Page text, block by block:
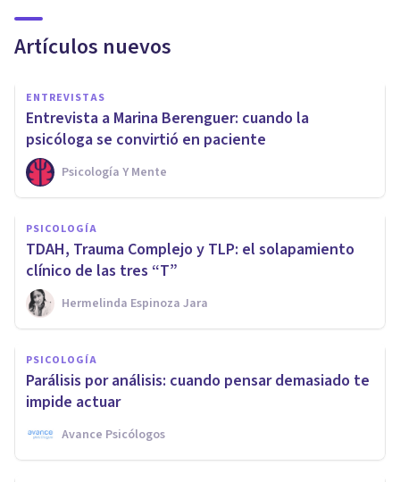
Artículos nuevos
ENTREVISTAS
Entrevista a Marina Berenguer: cuando la
psicóloga se convirtió en paciente
Psicología Y Mente
PSICOLOGÍA
TDAH, Trauma Complejo y TLP: el solapamiento
clínico de las tres “T”
Hermelinda Espinoza Jara
PSICOLOGÍA
Parálisis por análisis: cuando pensar demasiado te
impide actuar
Avance Psicólogos